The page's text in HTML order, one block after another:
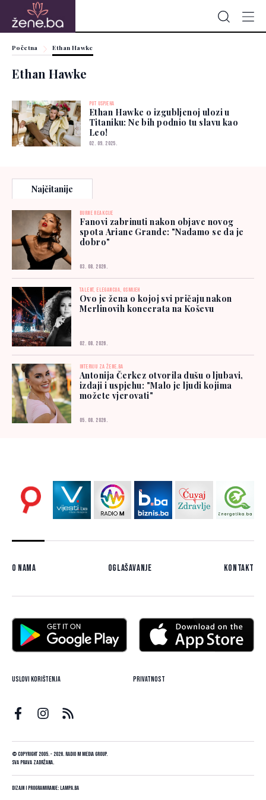
Početna Ethan Hawke
Ethan Hawke
PUT USPJEHA
Ethan Hawke o izgubljenoj ulozi u
Titaniku: Ne bih podnio tu slavu kao
Leo!
02. 09. 2025.
Najčitanije
BURNE REAKCIJE
Fanovi zabrinuti nakon objave novog
spota Ariane Grande: "Nadamo se da je
dobro"
03. 08. 2026.
TALENT, ELEGANCIJA, OSMIJEH
Ovo je žena o kojoj svi pričaju nakon
Merlinovih koncerata na Koševu
02. 08. 2026.
INTERVJU ZA ŽENE.BA
Antonija Čerkez otvorila dušu o ljubavi,
izdaji i uspjehu: "Malo je ljudi kojima
možete vjerovati"
05. 08. 2026.
O nama Oglašavanje Kontakt
Uslovi korištenja Privatnost
© Copyright 2005. - 2026. Radio M Media Group.
Sva prava zadržana.
Dizajn i programiranje:Lampa.ba